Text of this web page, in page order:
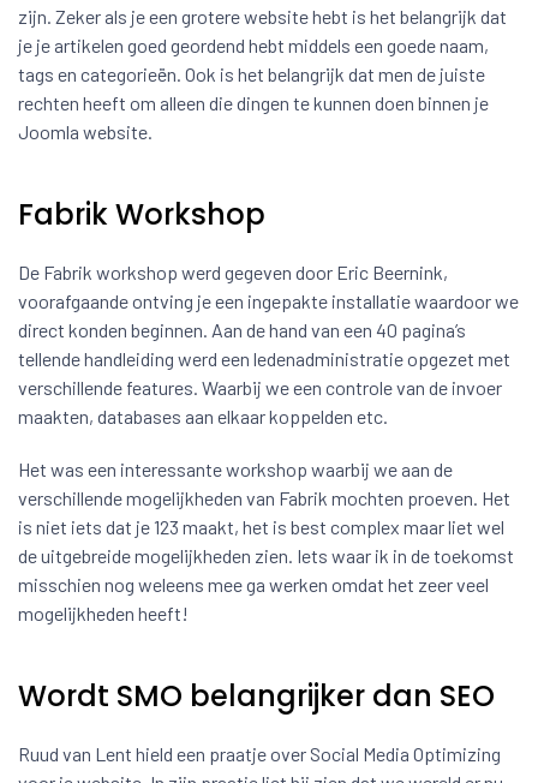
zijn. Zeker als je een grotere website hebt is het belangrijk dat
je je artikelen goed geordend hebt middels een goede naam,
tags en categorieën. Ook is het belangrijk dat men de juiste
rechten heeft om alleen die dingen te kunnen doen binnen je
Joomla website.
Fabrik Workshop
De Fabrik workshop werd gegeven door Eric Beernink,
voorafgaande ontving je een ingepakte installatie waardoor we
direct konden beginnen. Aan de hand van een 40 pagina’s
tellende handleiding werd een ledenadministratie opgezet met
verschillende features. Waarbij we een controle van de invoer
maakten, databases aan elkaar koppelden etc.
Het was een interessante workshop waarbij we aan de
verschillende mogelijkheden van Fabrik mochten proeven. Het
is niet iets dat je 123 maakt, het is best complex maar liet wel
de uitgebreide mogelijkheden zien. Iets waar ik in de toekomst
misschien nog weleens mee ga werken omdat het zeer veel
mogelijkheden heeft!
Wordt SMO belangrijker dan SEO
Ruud van Lent hield een praatje over Social Media Optimizing